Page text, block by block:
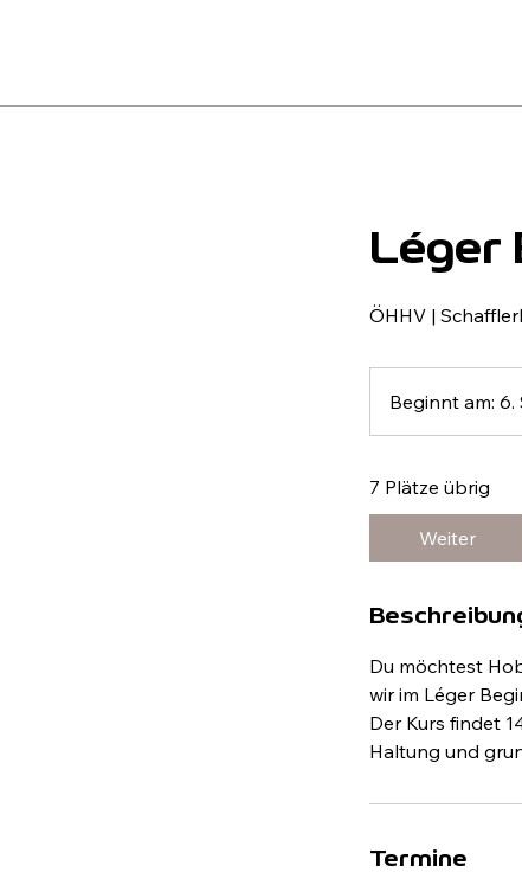
Léger
ÖHHV |
Beginnt am: 6.
7 Plätze übrig
Weiter
Du möchtest
wir im Léger
Der Kurs findet
Haltung und
Termine